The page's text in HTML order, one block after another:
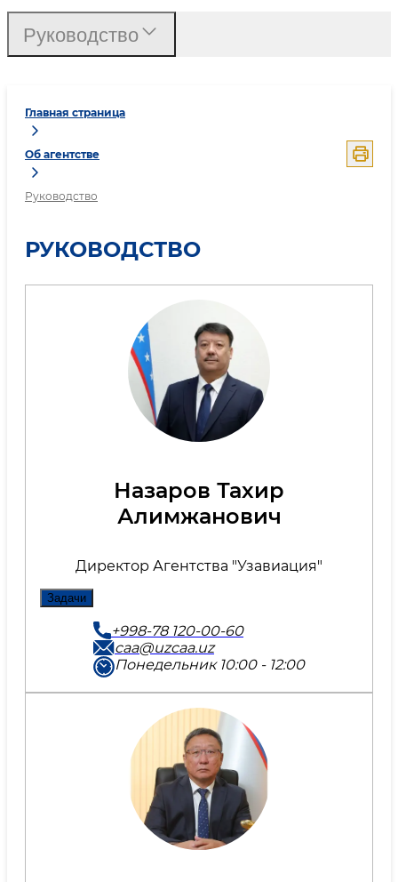
Главная страница
Об агентстве
Руководство
РУКОВОДСТВО
Назаров Тахир
Алимжанович
Директор Агентства "Узавиация"
Задачи
+998-78 120-00-60
caa@uzcaa.uz
Понедельник 10:00 - 12:00
Руководство